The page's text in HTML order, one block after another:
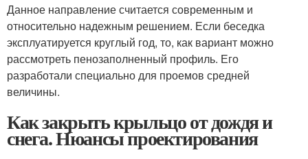
Данное направление считается современным и
относительно надежным решением. Если беседка
эксплуатируется круглый год, то, как вариант можно
рассмотреть пенозаполненный профиль. Его
разработали специально для проемов средней
величины.
Как закрыть крыльцо от дождя и
снега. Нюансы проектирования